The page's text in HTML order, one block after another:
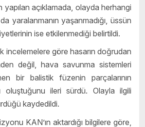
yapılan açıklamada, olayda herhangi
yaralanmanın yaşanmadığı, üssün
ise etkilenmediği belirtildi.
incelemelere göre hasarın doğrudan
değil, hava savunma sistemleri
bir balistik füzenin parçalarının
oluştuğunu ileri sürdü. Olayla ilgili
kaydedildi.
KAN’ın aktardığı bilgilere göre,